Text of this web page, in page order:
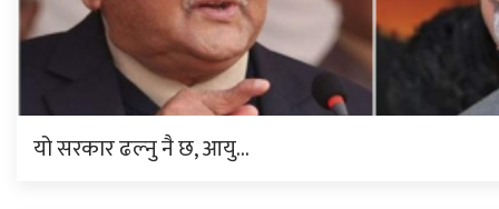
यो सरकार ढल्नु नै छ, आयु…